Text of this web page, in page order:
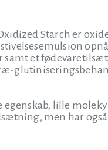
Starch er
et
lille
men har